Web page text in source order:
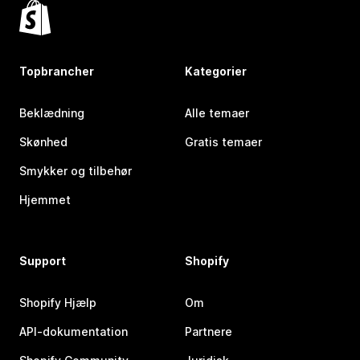
Topbrancher
Beklædning
Skønhed
Smykker og tilbehør
Hjemmet
Kategorier
Alle temaer
Gratis temaer
Support
Shopify Hjælp
API-dokumentation
Shopify
Om
Partnere